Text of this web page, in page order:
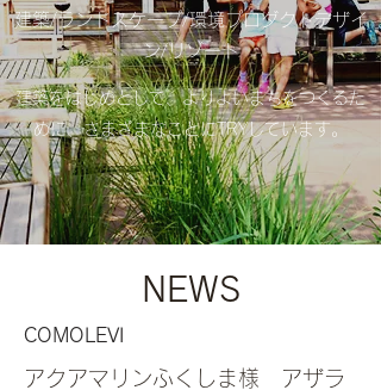
​建築/ランドスケープ/環境プロダクトデザイ
ン/リゾート
建築をはじめとして、よりよいまちをつくるた
めに、​さまざまなことにTRYしています。
NEWS
COMOLEVI
アクアマリンふくしま様 アザラ